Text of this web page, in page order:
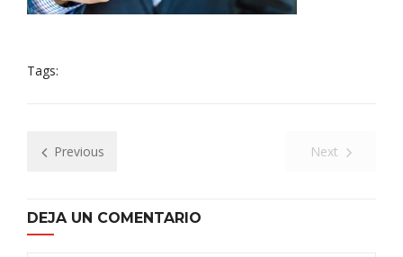
Tags:
Previous Next
DEJA UN COMENTARIO